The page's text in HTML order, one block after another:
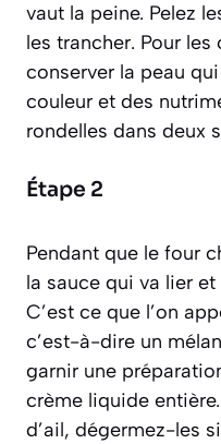
vaut la peine. Pelez
les trancher. Pour
conserver la peau
couleur et des
rondelles dans deux
Étape 2
Pendant que le four
la sauce qui va lier
C’est ce que l’on
c’est-à-dire un
garnir une
crème liquide
d’ail, dégermez-les